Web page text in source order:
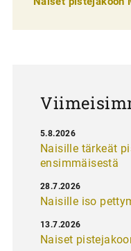
Naisille tärkeät
ensimmäisestä
5.8.2026
Naisille iso
28.7.2026
Naiset
13.7.2026